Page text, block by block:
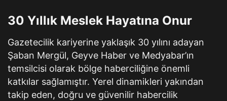
30 Yıllık Meslek Hayatına Onur
Gazetecilik kariyerine yaklaşık 30 yılını adayan
Şaban Mergül, Geyve Haber ve Medyabar’ın
temsilcisi olarak bölge haberciliğine önemli
katkılar sağlamıştır. Yerel dinamikleri yakından
takip eden, doğru ve güvenilir habercilik